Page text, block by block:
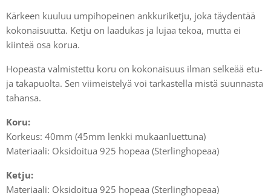
Kärkeen kuuluu umpihopeinen ankkuriketju, joka täydentää
kokonaisuutta. Ketju on laadukas ja lujaa tekoa, mutta ei
kiinteä osa korua.
Hopeasta valmistettu koru on kokonaisuus ilman selkeää etu-
ja takapuolta. Sen viimeistelyä voi tarkastella mistä suunnasta
tahansa.
Koru:
Korkeus: 40mm (45mm lenkki mukaanluettuna)
Materiaali: Oksidoitua 925 hopeaa (Sterlinghopeaa)
Ketju:
Materiaali: Oksidoitua 925 hopeaa (Sterlinghopeaa)